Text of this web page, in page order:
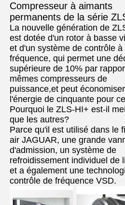
Compresseur à aimants
permanents de la série
La nouvelle génération de
est dotée d'un rotor à basse
et d'un système de contrôle à
fréquence, qui permet une
supérieure de 10% par
mêmes compresseurs de
puissance,et peut
l'énergie de cinquante pour
Pourquoi le ZLS-HI+ est-il
que les autres?
Parce qu'il est utilisé dans le
air JAGUAR, une grande
d'admission, un système de
refroidissement individuel de
et a également une
contrôle de fréquence VSD.